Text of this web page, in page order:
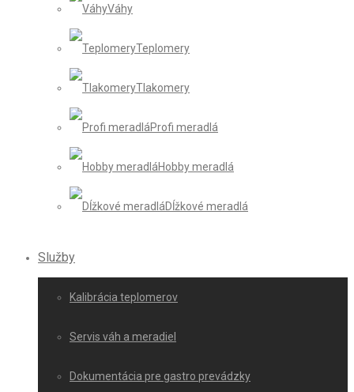
Váhy
Teplomery
Tlakomery
Profi meradlá
Hobby meradlá
Dĺžkové meradlá
Služby
Kalibrácia teplomerov
Servis váh a meradiel
Dokumentácia pre gastro prevádzky